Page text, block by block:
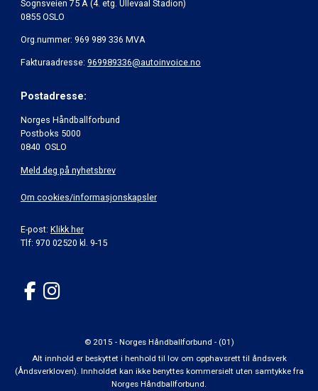
Sognsveien 75 A (4. etg. Ullevaal Stadion)
0855 OSLO
Org.nummer: 969 989 336 MVA
Fakturaadresse: 969989336@autoinvoice.no
Postadresse:
Norges Håndballforbund
Postboks 5000
0840 OSLO
Meld deg på nyhetsbrev
Om cookies/informasjonskapsler
E-post: Klikk her
Tlf: 970 02520 kl. 9-15
© 2015 - Norges Håndballforbund - (01)
Alt innhold er beskyttet i henhold til lov om opphavsrett til åndsverk
(Åndsverkloven). Innholdet kan ikke benyttes kommersielt uten samtykke fra
Norges Håndballforbund.